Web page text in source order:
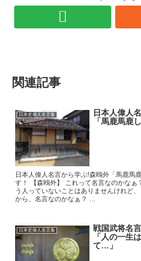
関連記事
日本史偉人名言集
日本人偉人
「馬鹿馬鹿
日本人偉人名言から学ぶ!森鴎外「馬鹿馬
す！ 【森鴎外】 これって名言なのかなぁ
う人っていないことはありませんけれど
から、名言なのかなぁ？ ...
日本史偉人名言集
戦国武将名
「人の一生
て…」